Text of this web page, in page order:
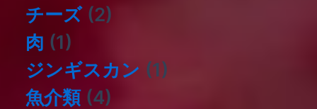
チーズ(2)
肉 (1)
ジンギスカン (1)
⿂介類(4)